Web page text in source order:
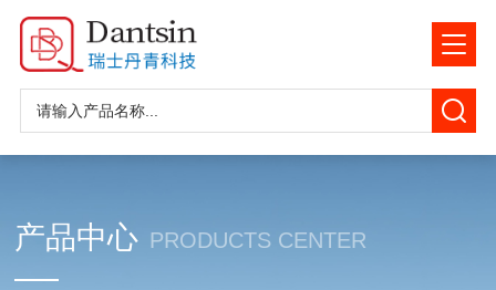
产品中心 PRODUCTS CENTER